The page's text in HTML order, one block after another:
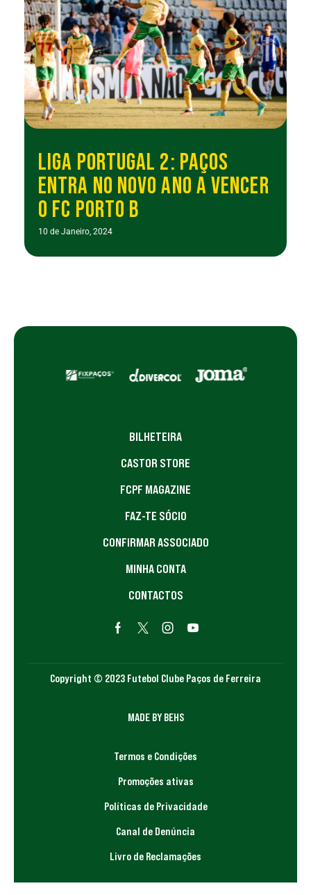
LIGA PORTUGAL 2: PAÇOS
ENTRA NO NOVO ANO A VENCER
O FC PORTO B
10 de Janeiro, 2024
BILHETEIRA
CASTOR STORE
FCPF MAGAZINE
FAZ-TE SÓCIO
CONFIRMAR ASSOCIADO
MINHA CONTA
CONTACTOS
Copyright © 2023 Futebol Clube Paços de Ferreira
MADE BY BEHS
Termos e Condições
Promoções ativas
Políticas de Privacidade
Canal de Denúncia
Livro de Reclamações